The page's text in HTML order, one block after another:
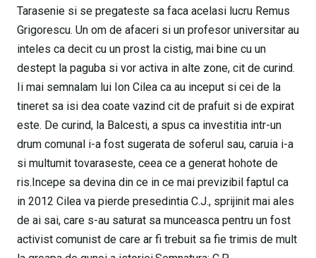
Tarasenie si se pregateste sa faca acelasi lucru Remus
Grigorescu. Un om de afaceri si un profesor universitar au
inteles ca decit cu un prost la cistig, mai bine cu un
destept la paguba si vor activa in alte zone, cit de curind.
Ii mai semnalam lui Ion Cilea ca au inceput si cei de la
tineret sa isi dea coate vazind cit de prafuit si de expirat
este. De curind, la Balcesti, a spus ca investitia intr-un
drum comunal i-a fost sugerata de soferul sau, caruia i-a
si multumit tovaraseste, ceea ce a generat hohote de
ris.Incepe sa devina din ce in ce mai previzibil faptul ca
in 2012 Cilea va pierde presedintia C.J., sprijinit mai ales
de ai sai, care s-au saturat sa munceasca pentru un fost
activist comunist de care ar fi trebuit sa fie trimis de mult